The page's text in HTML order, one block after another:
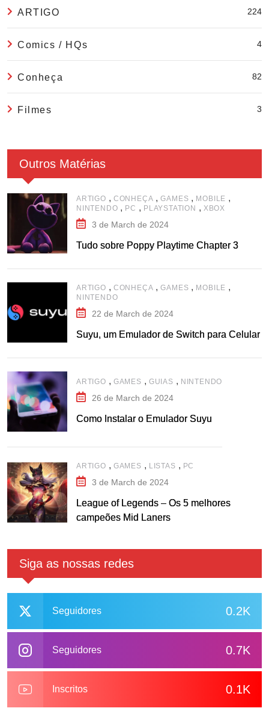
ARTIGO 224
Comics / HQs 4
Conheça 82
Filmes 3
Outros Matérias
ARTIGO , CONHEÇA ,GAMES , MOBILE ,
NINTENDO , PC , PLAYSTATION , XBOX
3 de March de 2024
Tudo sobre Poppy Playtime Chapter 3
ARTIGO , CONHEÇA ,GAMES , MOBILE ,
NINTENDO
22 de March de 2024
Suyu, um Emulador de Switch para Celular
ARTIGO , GAMES , GUIAS , NINTENDO
26 de March de 2024
Como Instalar o Emulador Suyu
ARTIGO , GAMES , LISTAS , PC
3 de March de 2024
League of Legends – Os 5 melhores
campeões Mid Laners
Siga as nossas redes
0.2K
Seguidores
0.7K
Seguidores
0.1K
Inscritos